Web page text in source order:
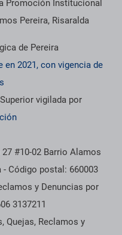
Promoción Institucional
Pereira, Risaralda
de Pereira
2021, con vigencia de
vigilada por
27 #10-02 Barrio Alamos
- Código postal: 660003
y Denuncias por
3137211
Quejas, Reclamos y